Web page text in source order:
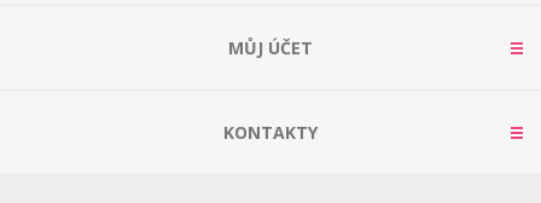
MŮJ ÚČET
KONTAKTY